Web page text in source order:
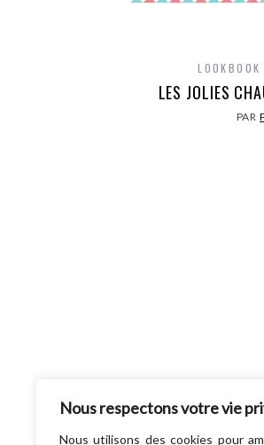
Nous respectons votre vie
Nous utilisons des cookies pour
LOOKBOOK
LES JOLIES
PAR
vraiment l’éclate